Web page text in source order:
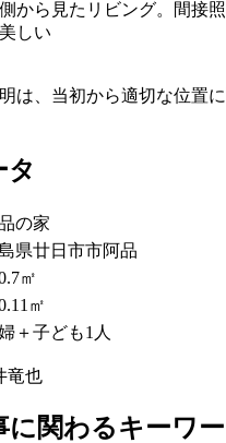
から見たリビング。間接
しい
は、当初から適切な位置
タ
の家
県廿日市市阿品
㎡
㎡
＋子ども1人
竜也
に関わるキーワ